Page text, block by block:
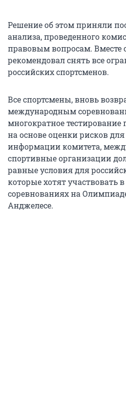
Решение об этом приняли
анализа, проведенного
правовым вопросам. Вместе
рекомендовал снять все
российских спортсменов.
Все спортсмены, вновь
международным
многократное
на основе оценки рисков
информации комитета,
спортивные организации
равные условия для
которые хотят
соревнованиях на
Анджелесе.